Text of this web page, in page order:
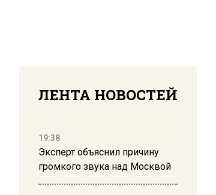
ЛЕНТА НОВОСТЕЙ
19:38
Эксперт объяснил причину
громкого звука над Москвой